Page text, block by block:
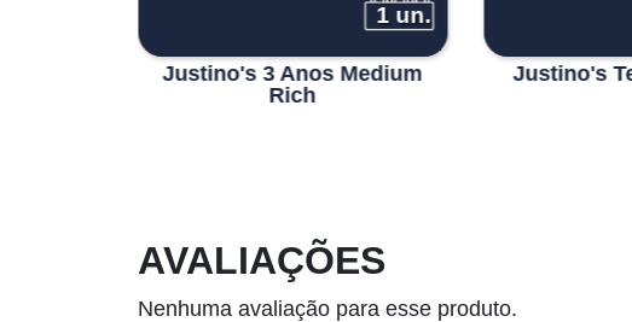
1 un.
Justino's 3 Anos Medium
Rich
Justino's
AVALIAÇÕES
Nenhuma avaliação para esse produto.